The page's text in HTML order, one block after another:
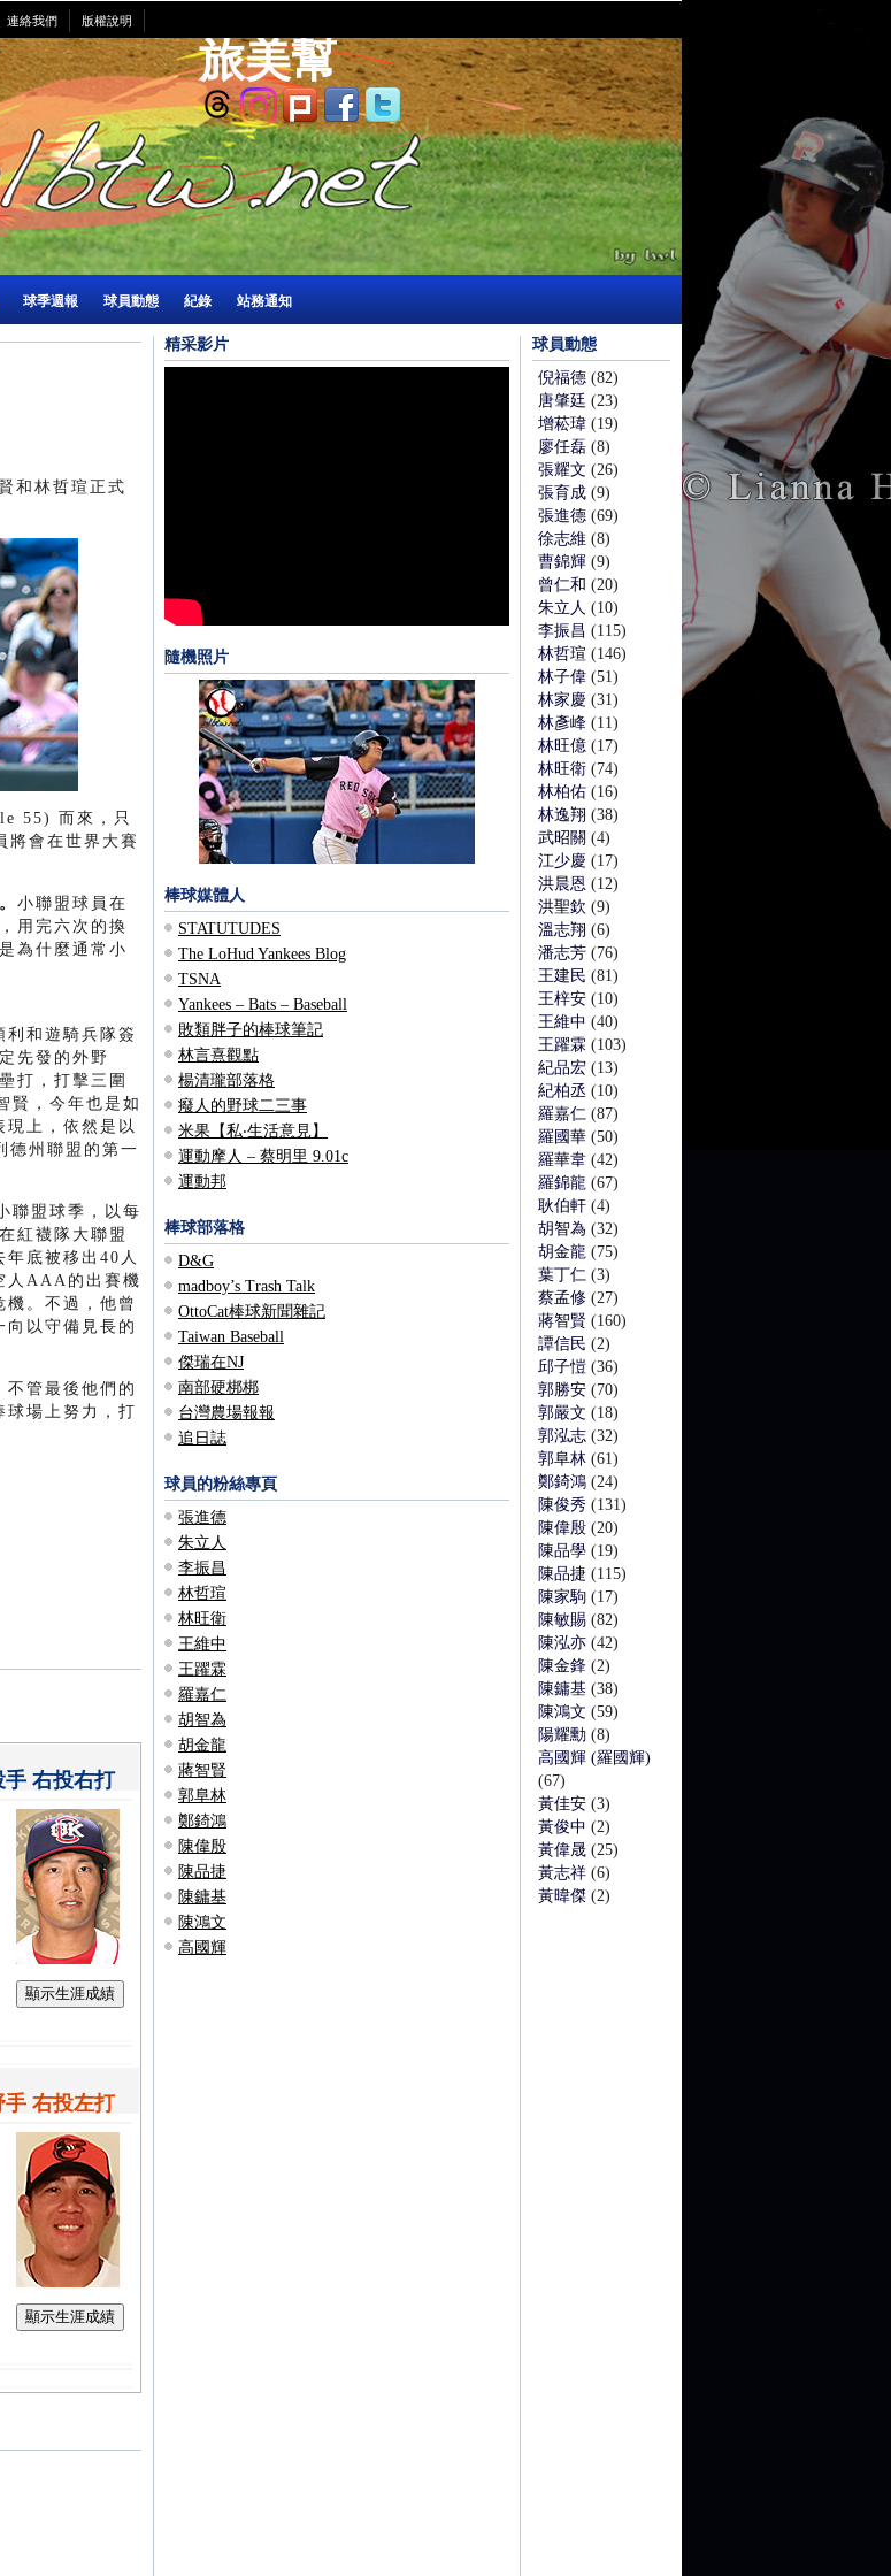
連絡我們 版權說明
旅美幫
球季週報 球員動態 紀錄 站務通知
和林哲瑄正式
55) 而來，只
將會在世界大賽
小聯盟球員在
用完六次的換
為什麼通常小
利和遊騎兵隊簽
先發的外野
打，打擊三圍
賢，今年也是如
現上，依然是以
德州聯盟的第一
聯盟球季，以每
紅襪隊大聯盟
底被移出40人
人AAA的出賽機
。不過，他曾
以守備見長的
不管最後他們的
球場上努力，打
手 右投右打
顯示生涯成績
手 右投左打
顯示生涯成績
精采影片
隨機照片
棒球媒體人
STATUTUDES
The LoHud Yankees Blog
TSNA
Yankees – Bats – Baseball
敗類胖子的棒球筆記
林言熹觀點
楊清瓏部落格
癈人的野球二三事
米果【私‧生活意見】
運動摩人 – 蔡明里 9.01c
運動邦
棒球部落格
D&G
madboy’s Trash Talk
OttoCat棒球新聞雜記
Taiwan Baseball
傑瑞在NJ
南部硬梆梆
台灣農場報報
追日誌
球員的粉絲專頁
張進德
朱立人
李振昌
林哲瑄
林旺衛
王維中
王躍霖
羅嘉仁
胡智為
胡金龍
蔣智賢
郭阜林
鄭錡鴻
陳偉殷
陳品捷
陳鏞基
陳鴻文
高國輝
球員動態
倪福德 (82)
唐肇廷 (23)
增菘瑋 (19)
廖任磊 (8)
張耀文 (26)
張育成 (9)
張進德 (69)
徐志維 (8)
曹錦輝 (9)
曾仁和 (20)
朱立人 (10)
李振昌 (115)
林哲瑄 (146)
林子偉 (51)
林家慶 (31)
林彥峰 (11)
林旺億 (17)
林旺衛 (74)
林柏佑 (16)
林逸翔 (38)
武昭關 (4)
江少慶 (17)
洪晨恩 (12)
洪聖欽 (9)
溫志翔 (6)
潘志芳 (76)
王建民 (81)
王梓安 (10)
王維中 (40)
王躍霖 (103)
紀品宏 (13)
紀柏丞 (10)
羅嘉仁 (87)
羅國華 (50)
羅華韋 (42)
羅錦龍 (67)
耿伯軒 (4)
胡智為 (32)
胡金龍 (75)
葉丁仁 (3)
蔡孟修 (27)
蔣智賢 (160)
譚信民 (2)
邱子愷 (36)
郭勝安 (70)
郭嚴文 (18)
郭泓志 (32)
郭阜林 (61)
鄭錡鴻 (24)
陳俊秀 (131)
陳偉殷 (20)
陳品學 (19)
陳品捷 (115)
陳家駒 (17)
陳敏賜 (82)
陳泓亦 (42)
陳金鋒 (2)
陳鏞基 (38)
陳鴻文 (59)
陽耀勳 (8)
高國輝 (羅國輝)
(67)
黃佳安 (3)
黃俊中 (2)
黃偉晟 (25)
黃志祥 (6)
黃暐傑 (2)